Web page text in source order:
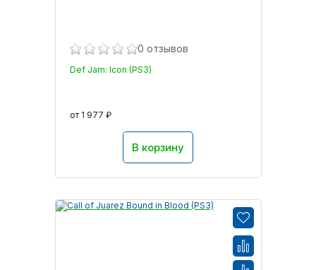
0 отзывов
Def Jam: Icon (PS3)
от 1 977 ₽
В корзину